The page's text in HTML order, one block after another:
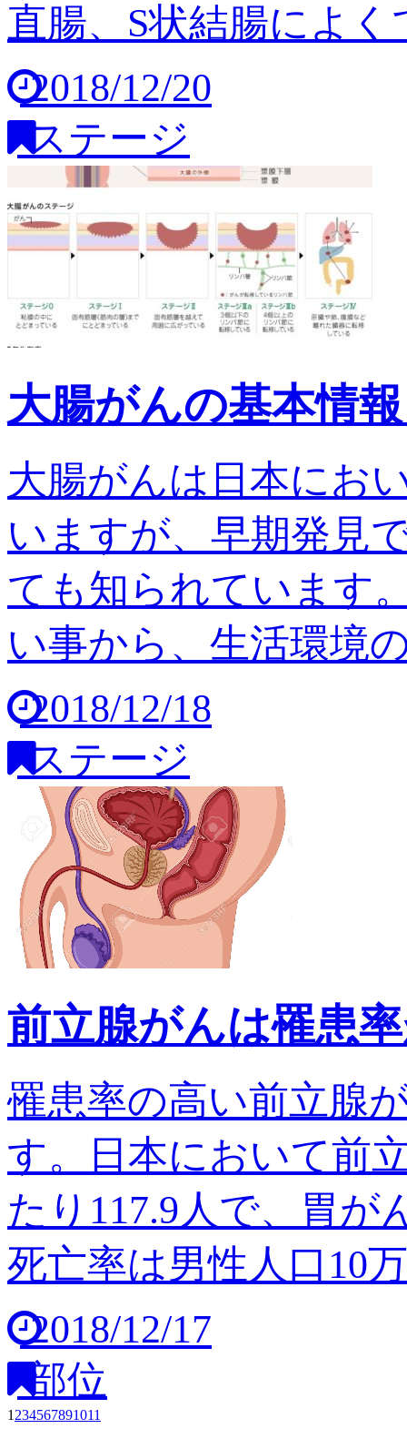
直腸、S状結腸によ
2018/12/20
ステージ
大腸がんの基本情
大腸がんは日本にお
いますが、早期発見
ても知られています
い事から、生活環境
2018/12/18
ステージ
前立腺がんは罹患
罹患率の高い前立腺
す。日本において前
たり117.9人で、胃が
死亡率は男性人口10
2018/12/17
部位
1 234567891011